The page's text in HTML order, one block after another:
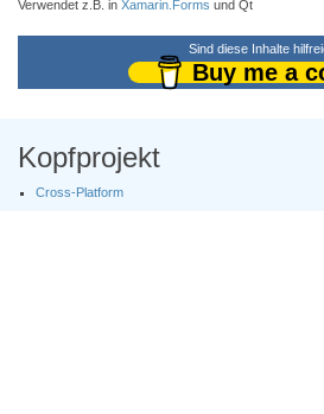
Verwendet z.B. in Xamarin.Forms und Qt
Sind diese Inhalte
Buy me a
Kopfprojekt
Cross-Platform